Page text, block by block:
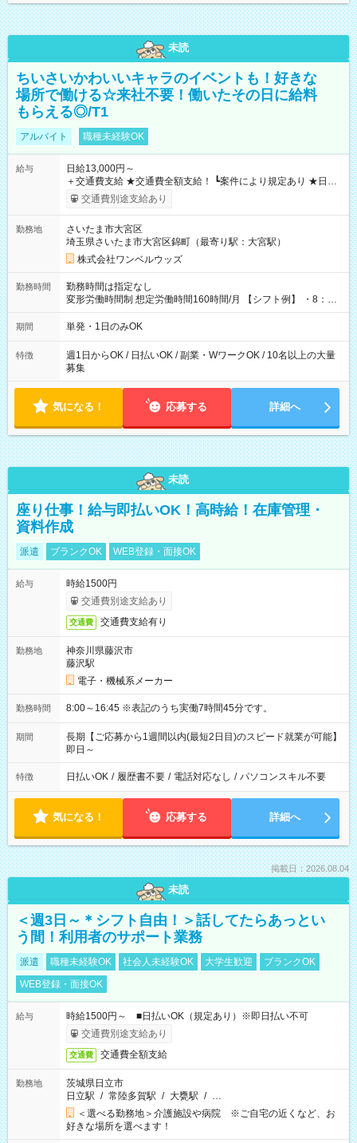
未読
ちいさいかわいいキャラのイベントも！好きな
場所で働ける☆来社不要！働いたその日に給料
もらえる◎/T1
アルバイト 職種未経験OK
給与
日給13,000円～
＋交通費支給 ★交通費全額支給！ ┗案件により規定あり ★日払
いOK！（規定あり） ┗働いたその日に現金GET♪ お仕事後はコ
ンビニATMから 日払い分を引き落とせます！ 【試用期間】試
交通費別途支給あり
勤務地
さいたま市大宮区
埼玉県さいたま市大宮区錦町（最寄り駅：大宮駅）
株式会社ワンベルウッズ
勤務時間
勤務時間は指定なし
変形労働時間制 想定労働時間160時間/月 【シフト例】 ・8：00
～21：00
期間 単発・1日のみOK
特徴
週1日からOK / 日払いOK / 副業・WワークOK / 10名以上の大量
募集
気になる！ 応募する 詳細へ
未読
座り仕事！給与即払いOK！高時給！在庫管理・
資料作成
派遣 ブランクOK WEB登録・面接OK
給与
時給1500円
交通費別途支給あり
交通費 交通費支給有り
勤務地
神奈川県藤沢市
藤沢駅
電子・機械系メーカー
勤務時間 8:00～16:45 ※表記のうち実働7時間45分です。
期間
長期【ご応募から1週間以内(最短2日目)のスピード就業が可能】
即日～
特徴 日払いOK / 履歴書不要 / 電話対応なし / パソコンスキル不要
気になる！ 応募する 詳細へ
掲載日：2026.08.04
未読
＜週3日～＊シフト自由！＞話してたらあっとい
う間！利用者のサポート業務
派遣 職種未経験OK 社会人未経験OK 大学生歓迎
ブランクOK
WEB登録・面接OK
給与
時給1500円～ ■日払いOK（規定あり）※即日払い不可
交通費別途支給あり
交通費 交通費全額支給
勤務地
茨城県日立市
日立駅 / 常陸多賀駅 / 大甕駅 / …
＜選べる勤務地＞介護施設や病院 ※ご自宅の近くなど、お
好きな場所を選べます！